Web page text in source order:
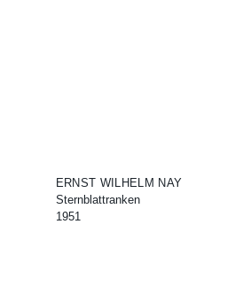
ERNST WILHELM NAY
Sternblattranken
1951